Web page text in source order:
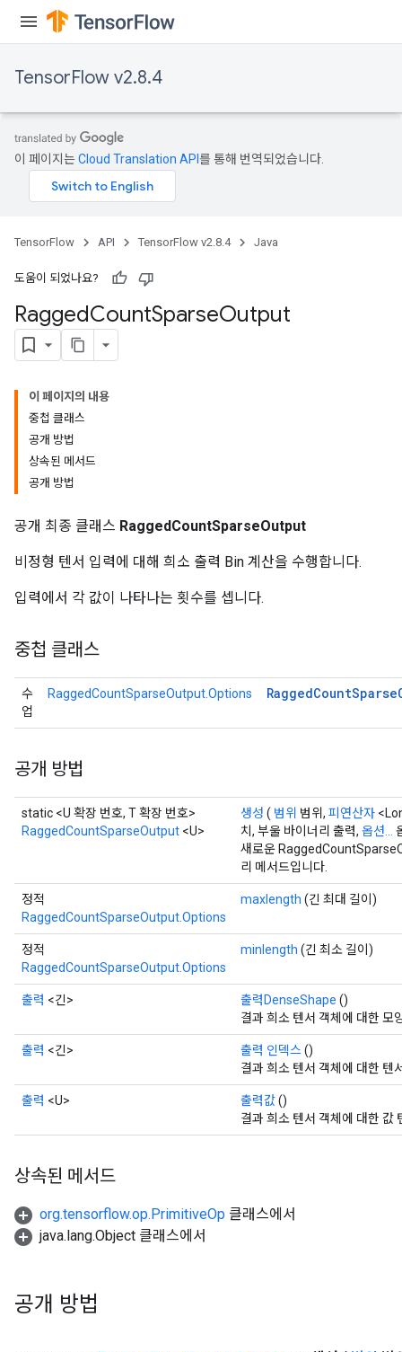
TensorFlow v2.8.4
이 페이지는Cloud Translation API 를 통해 번역되었습니다.
TensorFlow API TensorFlow v2.8.4 Java
도움이 되었나요?
RaggedCountSparseOutput
이 페이지의 내용
중첩 클래스
공개 방법
상속된 메서드
공개 방법
공개 최종 클래스 RaggedCountSparseOutput
비정형 텐서 입력에 대해 희소 출력 Bin 계산을 수행합니다.
입력에서 각 값이 나타나는 횟수를 셉니다.
중첩 클래스
수
업
RaggedCountSparseOutput.Options RaggedCountSparse
공개 방법
static <U 확장 번호, T 확장 번호>
RaggedCountSparseOutput <U>
생성 ( 범위 범위, 피연산자
치, 부울 바이너리 출력, 옵션...
새로운
리 메서드입니다.
정적
RaggedCountSparseOutput.Options
maxlength (긴 최대 길이)
정적
RaggedCountSparseOutput.Options
minlength (긴 최소 길이)
출력 <긴> 출력DenseShape ()
결과 희소 텐서 객체에 대한 모
출력 <긴> 출력 인덱스()
결과 희소 텐서 객체에 대한 텐
출력 <U> 출력값()
결과 희소 텐서 객체에 대한 값
상속된 메서드
org.tensorflow.op.PrimitiveOp 클래스에서
java.lang.Object 클래스에서
공개 방법